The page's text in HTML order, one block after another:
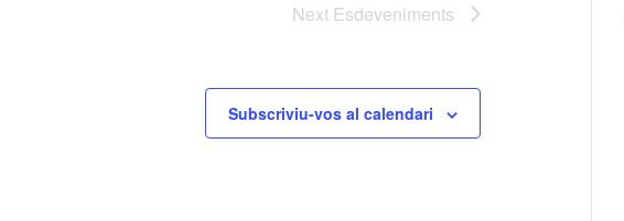
Next Esdeveniments
Subscriviu-vos al calendari